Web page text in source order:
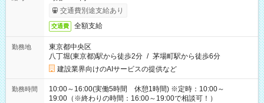
交通費別途支給あり
交通費 全額支給
勤務地
東京都中央区
八丁堀(東京都)駅から徒歩2分 / 茅場町駅から徒歩6分
建設業界向けのAIサービスの提供など
勤務時間
10:00～16:00(実働5時間 休憩1時間) ※定時：10:00～
19:00（※終わりの時間：16:00～19:00で相談可！）